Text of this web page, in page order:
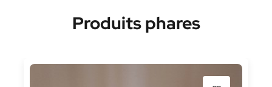
Produits phares